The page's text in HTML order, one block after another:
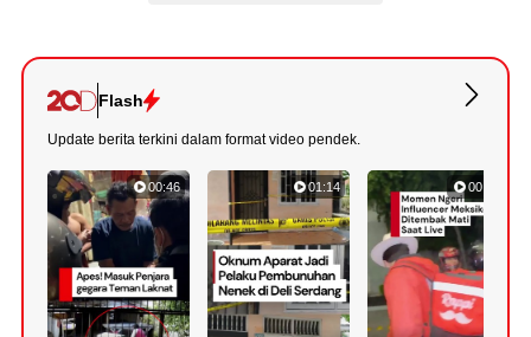
Flash
Update berita terkini dalam format video pendek.
00:46 01:14 00:49